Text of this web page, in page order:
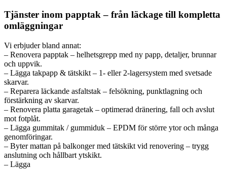
Tjänster inom papptak – från läckage till kompletta
omläggningar
Vi erbjuder bland annat:
– Renovera papptak – helhetsgrepp med ny papp, detaljer, brunnar
och uppvik.
– Lägga takpapp & tätskikt – 1- eller 2-lagersystem med svetsade
skarvar.
– Reparera läckande asfaltstak – felsökning, punktlagning och
förstärkning av skarvar.
– Renovera platta garagetak – optimerad dränering, fall och avslut
mot fotplåt.
– Lägga gummitak / gummiduk – EPDM för större ytor och många
genomföringar.
– Byter mattan på balkonger med tätskikt vid renovering – trygg
anslutning och hållbart ytskikt.
– Lägga